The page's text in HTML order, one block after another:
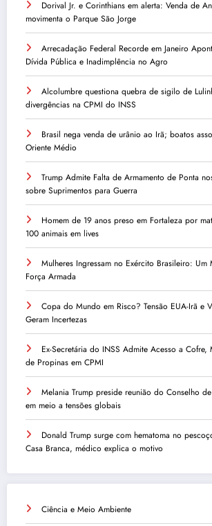
Dorival Jr. e Corinthians em alerta: Venda de
movimenta o Parque São Jorge
Arrecadação Federal Recorde em Janeiro
Dívida Pública e Inadimplência no Agro
Alcolumbre questiona quebra de sigilo de
divergências na CPMI do INSS
Brasil nega venda de urânio ao Irã; boatos
Oriente Médio
Trump Admite Falta de Armamento de Ponta
sobre Suprimentos para Guerra
Homem de 19 anos preso em Fortaleza por
100 animais em lives
Mulheres Ingressam no Exército Brasileiro:
Força Armada
Copa do Mundo em Risco? Tensão EUA-Irã e
Geram Incertezas
Ex-Secretária do INSS Admite Acesso a Cofre,
de Propinas em CPMI
Melania Trump preside reunião do Conselho
em meio a tensões globais
Donald Trump surge com hematoma no
Casa Branca, médico explica o motivo
Ciência e Meio Ambiente